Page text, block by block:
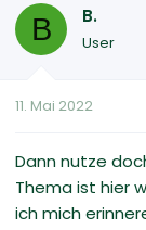
B B.
User
11. Mai 2022
Dann nutze
Thema ist hier
ich mich